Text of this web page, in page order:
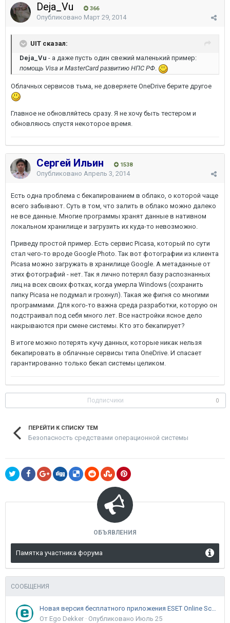
Deja_Vu 366
Опубликовано Март 29, 2014
UIT сказал:
Deja_Vu - а даже пусть один свежий маленький пример:
помощь Visa и MasterCard развитию НПС РФ.
Облачных сервисов тьма, не доверяете OneDrive берите другое
Главное не обновляйтесь сразу. Я не хочу быть тестером и
обновляюсь спустя некоторое время.
Сергей Ильин 1538
Опубликовано Апрель 3, 2014
Есть одна проблема с бекапированием в облако, о которой чаще
всего забывают. Суть в том, что залить в облако можно далеко
не все данные. Многие программы хранят данные в нативном
локальном хранилище и загрузить их куда-то невозможно.
Приведу простой пример. Есть сервис Picasa, который по сути
стал чего-то вроде Google Photo. Так вот фотографии из клиента
Picasa можно загружать в хранилище Google. А метаданные от
этих фотографий - нет. Так я лично потерял базу распознанных
лиц на всех своих фотках, когда умерла Windows (сохранить
папку Picasa не подумал и грохнул). Такая же фигня со многими
программами. Для кого-то важна среда разработки, которую он
подстраивал под себя много лет. Все настройки ясное дело
накрываются при смене системы. Кто это бекапирует?
В итоге можно потерять кучу данных, которые никак нельзя
бекапировать в облачные сервисы типа OneDrive. И спасает
гарантированно только бекап системы целиком.
Подписчики 0
ПЕРЕЙТИ К СПИСКУ ТЕМ
Безопасность средствами операционной системы
ОБЪЯВЛЕНИЯ
Памятка участника форума
СООБЩЕНИЯ
Новая версия бесплатного приложения ESET Online Scanner доступна пользователям
От Ego Dekker · Опубликовано Июль 25